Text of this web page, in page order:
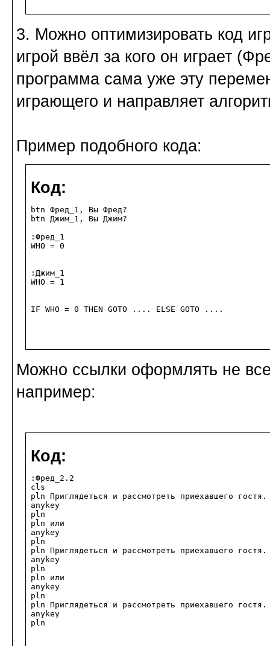
3. Можно оптимизировать код
игрой ввёл за кого он играет
программа сама уже эту
играющего и направляет
Пример подобного кода:
Код:
btn Фред_1, Вы Фред?
btn Джим_1, Вы Джим?
:Фред_1
WHO = 0
:Джим_1
WHO = 1
IF WHO = 0 THEN GOTO .... ELSE GOTO ....
Можно ссылки оформлять не
например:
Код:
:Фред_2.2
cls
pln Приглядеться и рассмотреть приехавшего
anykey
pln
pln или
anykey
pln
pln Приглядеться и рассмотреть приехавшего
anykey
pln
pln или
anykey
pln
pln Приглядеться и рассмотреть приехавшего
anykey
pln